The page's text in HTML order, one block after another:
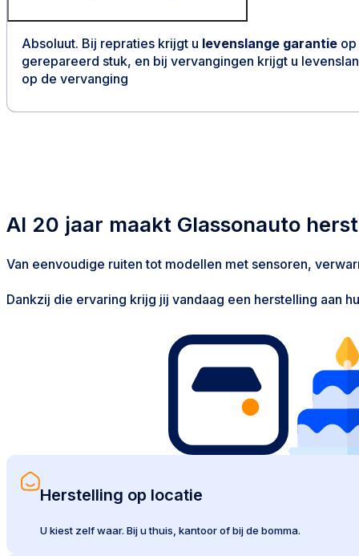
Absoluut. Bij repraties krijgt u levenslange garantie
gerepareerd stuk, en bij vervangingen krijgt u
op de vervanging
Al 20 jaar maakt Glassonauto
Van eenvoudige ruiten tot modellen met sensoren,
Dankzij die ervaring krijg jij vandaag een herstelling aan
Herstelling op locatie
U kiest zelf waar. Bij u thuis, kantoor of bij de bomma.